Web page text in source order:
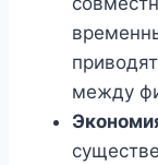
между